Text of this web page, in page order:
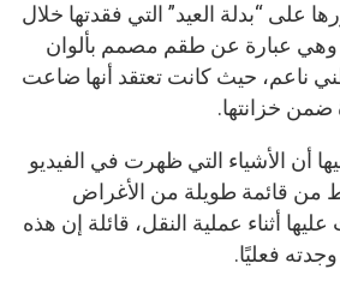
على “بدلة العيد” التي فقدتها خلال
وهي عبارة عن طقم مصمم بألوان
ناعم، حيث كانت تعتقد أنها ضاعت
ضمن خزانتها.
أن الأشياء التي ظهرت في الفيديو
من قائمة طويلة من الأغراض
أثناء عملية النقل، قائلة إن هذه
فعليًا.